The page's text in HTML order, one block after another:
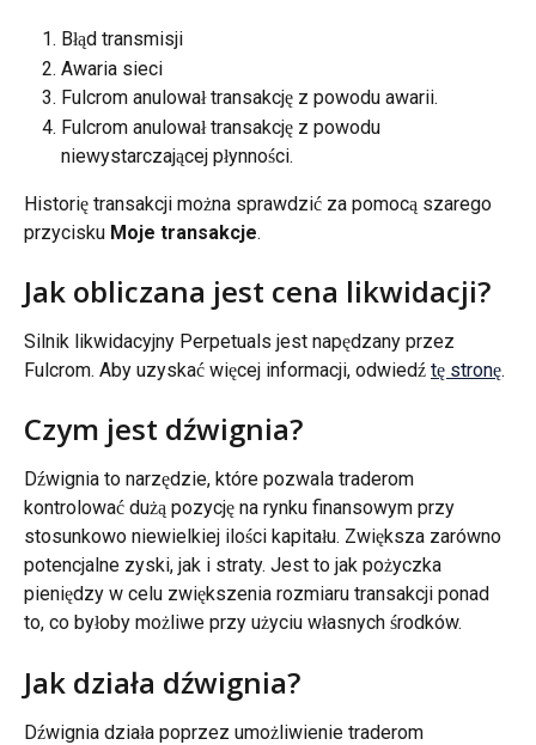
Błąd transmisji
Awaria sieci
Fulcrom anulował transakcję z powodu awarii.
Fulcrom anulował transakcję z powodu
niewystarczającej płynności.
Historię transakcji można sprawdzić za pomocą szarego
przycisku Moje transakcje.
Jak obliczana jest cena likwidacji?
Silnik likwidacyjny Perpetuals jest napędzany przez
Fulcrom. Aby uzyskać więcej informacji, odwiedź tę stronę.
Czym jest dźwignia?
Dźwignia to narzędzie, które pozwala traderom
kontrolować dużą pozycję na rynku finansowym przy
stosunkowo niewielkiej ilości kapitału. Zwiększa zarówno
potencjalne zyski, jak i straty. Jest to jak pożyczka
pieniędzy w celu zwiększenia rozmiaru transakcji ponad
to, co byłoby możliwe przy użyciu własnych środków.
Jak działa dźwignia?
Dźwignia działa poprzez umożliwienie traderom